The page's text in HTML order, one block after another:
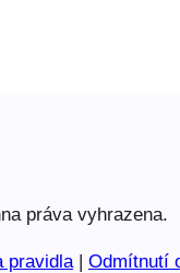
práva vyhrazena.
pravidla | Odmítnutí